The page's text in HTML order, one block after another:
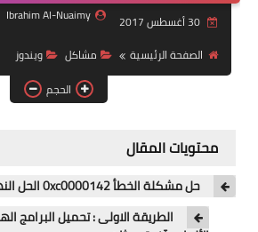
اندرويد
آيفون
ويندوز
الربح من
30 أغسطس 2017
Ibrahim Al-Nuaimy
الصفحة الرئيسية
مشاكل
ويندوز
الحجم
محتويات المقال
حل مشكلة الخطأ 0xc0000142 الحل النهائي
الطريقة الاولى : تحميل البرامج